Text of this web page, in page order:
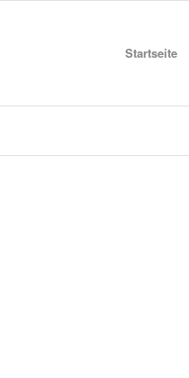
Startseite